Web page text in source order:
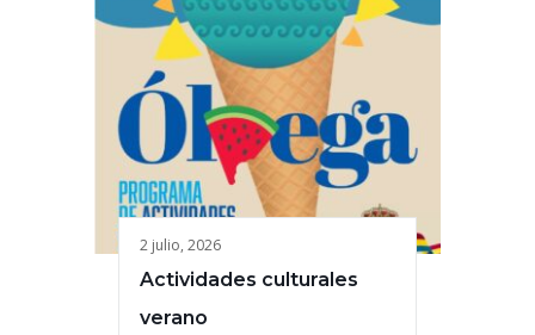
2 julio, 2026
Actividades culturales
verano